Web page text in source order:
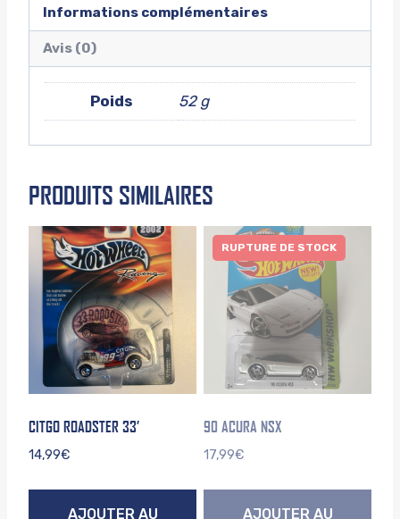
Informations complémentaires
Avis (0)
Poids 52 g
PRODUITS SIMILAIRES
CITGO ROADSTER 33’
14,99€
AJOUTER AU
RUPTURE DE STOCK
90 ACURA NSX
17,99€
AJOUTER AU